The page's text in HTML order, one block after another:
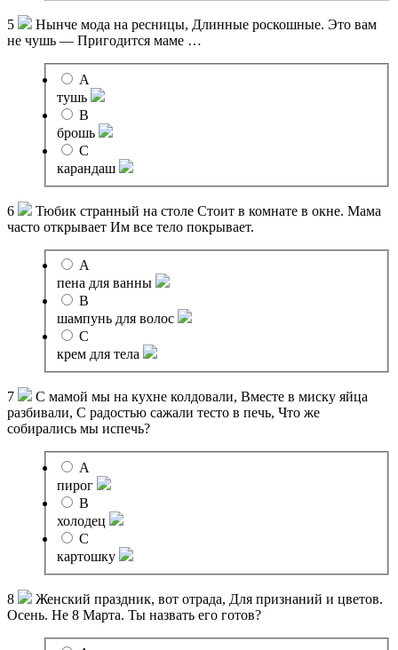
5
Нынче мода на ресницы, Длинные роскошные. Это вам
не чушь — Пригодится маме …
A
тушь
B
брошь
C
карандаш
6
Тюбик странный на столе Стоит в комнате в окне. Мама
часто открывает Им все тело покрывает.
A
пена для ванны
B
шампунь для волос
C
крем для тела
7
С мамой мы на кухне колдовали, Вместе в миску яйца
разбивали, С радостью сажали тесто в печь, Что же
собирались мы испечь?
A
пирог
B
холодец
C
картошку
8
Женский праздник, вот отрада, Для признаний и цветов.
Осень. Не 8 Марта. Ты назвать его готов?